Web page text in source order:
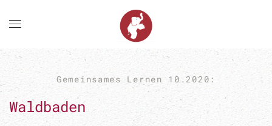
Zum Hauptinhalt springen
Gemeinsames Lernen 10.2020:
Waldbaden